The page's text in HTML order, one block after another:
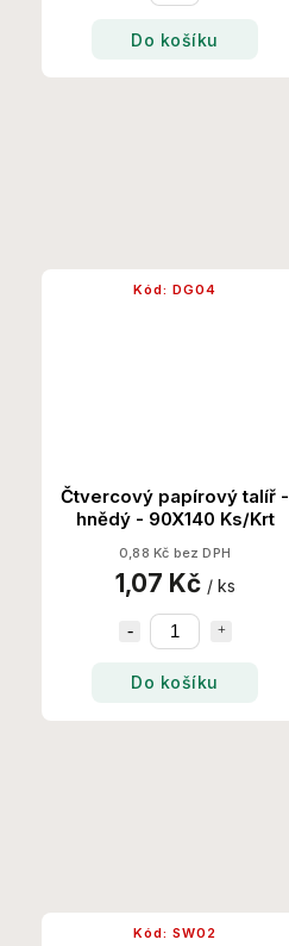
Do košíku
Čtvercový papírový talíř -
hnědý - 90X140 Ks/Krt
0,88 Kč bez DPH
1,07 Kč / ks
Do košíku
Kód: DG04
Kód: SW02